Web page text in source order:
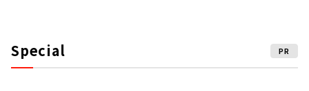
Special PR